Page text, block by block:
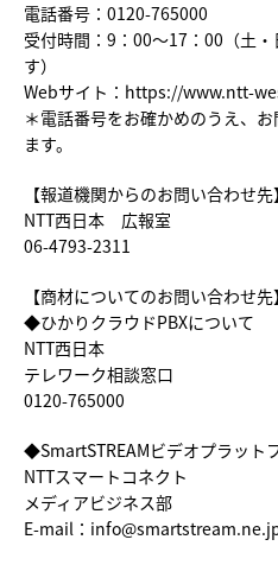
電話番号：0120-765000
受付時間：9：00～17：00（土
す）
Webサイト： https://www.ntt-
＊電話番号をお確かめのうえ、
ます。
【報道機関からのお問い合わせ先】
NTT西日本 広報室
06-4793-2311
【商材についてのお問い合わせ先】
◆ひかりクラウドPBXについて
NTT西日本
テレワーク相談窓口
0120-765000
◆SmartSTREAMビデオプラット
NTTスマートコネクト
メディアビジネス部
E-mail：